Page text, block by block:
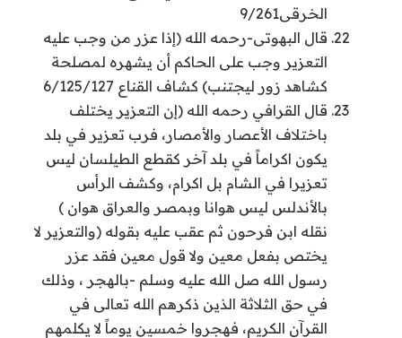
الخرقى9/261
قال البهوتى-رحمه الله (إذا عزر من وجب عليه
التعزير وجب على الحاكم أن يشهره لمصلحة
كشاهد زور ليجتنب) كشاف القناع 6/125/127
قال القرافي رحمه الله (إن التعزير يختلف
باختلاف الأعصار والأمصار، فرب تعزير في بلد
يكون اكراماً في بلد آخر كقطع الطيلسان ليس
تعزيرا في الشام بل اكرام، وكشف الرأس
بالأندلس ليس هوانا وبمصر والعراق هوان )
نقله ابن فرحون ثم عقب عليه بقوله (والتعزير لا
يختص بفعل معين ولا قول معين فقد عزر
رسول الله صل الله عليه وسلم -بالهجر ، وذلك
في حق الثلاثة الذين ذكرهم الله تعالى في
القرآن الكريم، فهجروا خمسين يوماً لا يكلمهم